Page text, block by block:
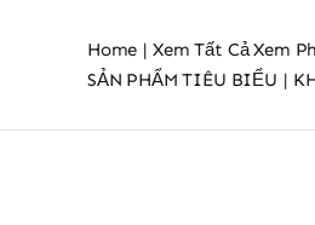
Home Xem Tất Cả Xem
SẢN PHẨM TIÊU BIỂU